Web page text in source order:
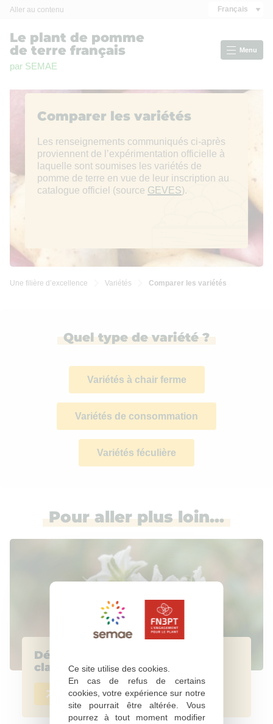
Panneau de gestion des cookies
Ce site utilise des cookies.
En cas de refus de certains
cookies, votre expérience sur notre
site pourrait être altérée. Vous
pourrez à tout moment modifier
Aller au contenu Français
Le plant de pomme
de terre français
par SEMAE
Menu
Comparer les variétés
Les renseignements communiqués ci-après
proviennent de l’expérimentation officielle à
laquelle sont soumises les variétés de
pomme de terre en vue de leur inscription au
catalogue officiel (source GEVES).
Une filière d’excellence Variétés Comparer les variétés
Quel type de variété ?
Variétés à chair ferme
Variétés de consommation
Variétés féculière
Pour aller plus loin...
Découvrez les critères de
classification des variétés
Découvrir